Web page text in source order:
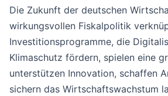
Die Zukunft der deutschen
wirkungsvollen Fiskalpolitik
Investitionsprogramme, die
Klimaschutz fördern, spielen eine
unterstützen Innovation, schaffen
sichern das Wirtschaftswachstum